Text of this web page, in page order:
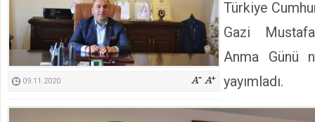
İyi Parti Yüreğir İlçe Başkanı Enis Akyürek
Kimyasallardan Koruma Derneği Başkanı Cennet Çelik
09.11.2020
Türkiye
Gazi
Anma Günü
yayımladı.